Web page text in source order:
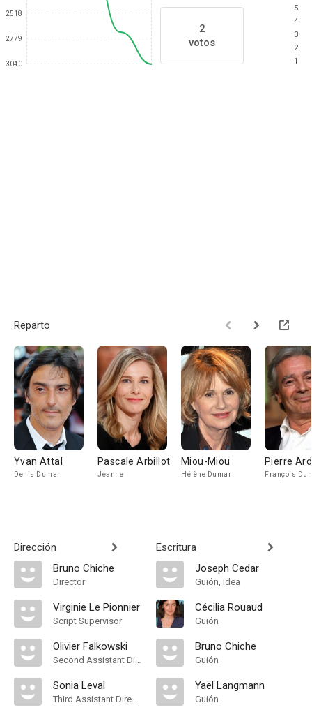
2518
2779
3040
2
votos
5
4
3
2
1
Reparto
Yvan Attal
Denis Dumar
Pascale Arbillot
Jeanne
Miou-Miou
Hélène Dumar
Pierre
François
Dirección
Bruno Chiche
Director
Virginie Le Pionnier
Script Supervisor
Olivier Falkowski
Second Assistant Director
Sonia Leval
Third Assistant Director
Escritura
Joseph Cedar
Guión, Idea
Cécilia Rouaud
Guión
Bruno Chiche
Guión
Yaël Langmann
Guión